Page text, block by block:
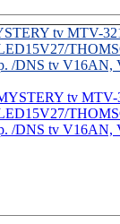
tv MTV-
/DNS tv V16AN,